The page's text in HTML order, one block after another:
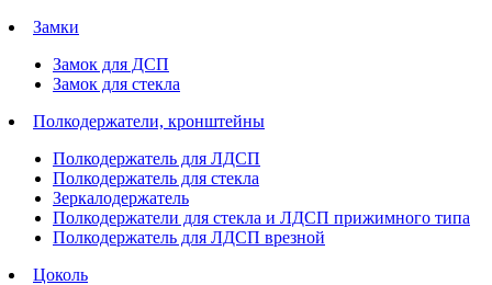
Замки
Замок для ДСП
Замок для стекла
Полкодержатели, кронштейны
Полкодержатель для ЛДСП
Полкодержатель для стекла
Зеркалодержатель
Полкодержатели для стекла и ЛДСП прижимного типа
Полкодержатель для ЛДСП врезной
Цоколь